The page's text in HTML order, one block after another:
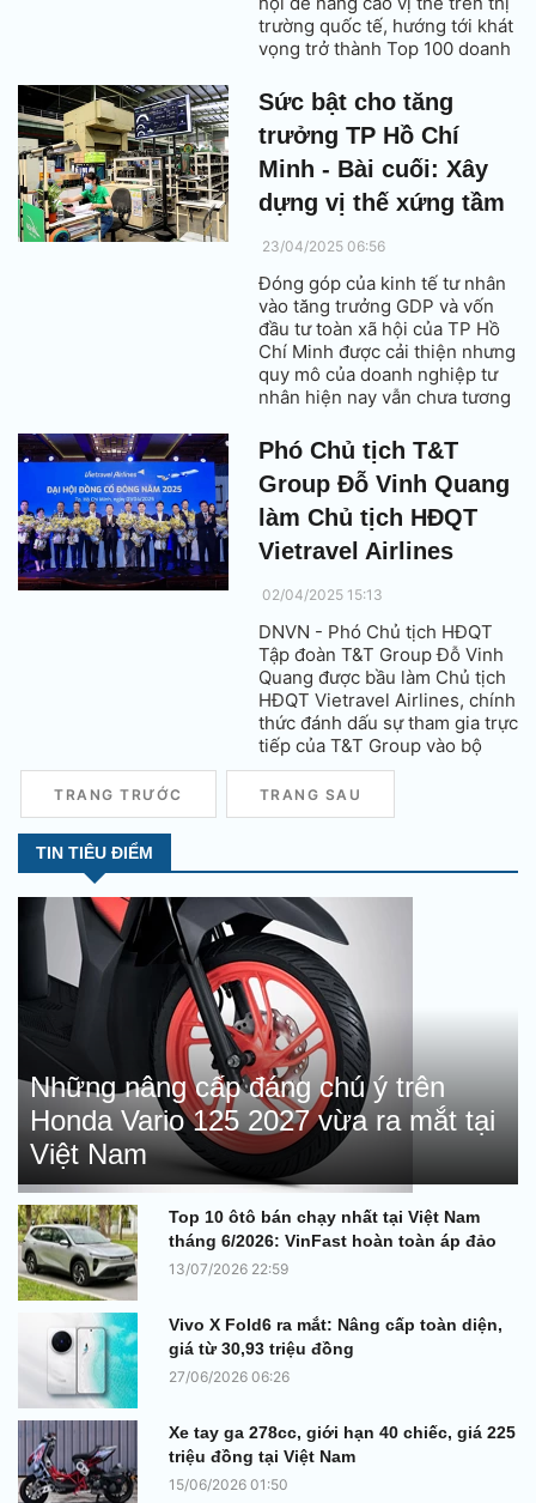
trường quốc tế, hướng tới khát
vọng trở thành Top 100 doanh
Việt Nam.
Sức bật cho tăng
trưởng TP Hồ Chí
Minh - Bài cuối: Xây
dựng vị thế xứng tầm
23/04/2025 06:56
Đóng góp của kinh tế tư nhân
vào tăng trưởng GDP và vốn
đầu tư toàn xã hội của TP Hồ
Chí Minh được cải thiện nhưng
quy mô của doanh nghiệp tư
nhân hiện nay vẫn chưa tương
được.
Phó Chủ tịch T&T
Group Đỗ Vinh Quang
làm Chủ tịch HĐQT
Vietravel Airlines
02/04/2025 15:13
DNVN - Phó Chủ tịch HĐQT
Tập đoàn T&T Group Đỗ Vinh
Quang được bầu làm Chủ tịch
HĐQT Vietravel Airlines, chính
thức đánh dấu sự tham gia trực
tiếp của T&T Group vào bộ
máy quản trị điều hành của
Hãng hàng không du lịch này.
TRANG TRƯỚC TRANG SAU
TIN TIÊU ĐIỂM
Những nâng cấp đáng chú ý trên
Honda Vario 125 2027 vừa ra mắt tại
Việt Nam
Top 10 ôtô bán chạy nhất tại Việt Nam
tháng 6/2026: VinFast hoàn toàn áp đảo
13/07/2026 22:59
Vivo X Fold6 ra mắt: Nâng cấp toàn diện,
giá từ 30,93 triệu đồng
27/06/2026 06:26
Xe tay ga 278cc, giới hạn 40 chiếc, giá 225
triệu đồng tại Việt Nam
15/06/2026 01:50